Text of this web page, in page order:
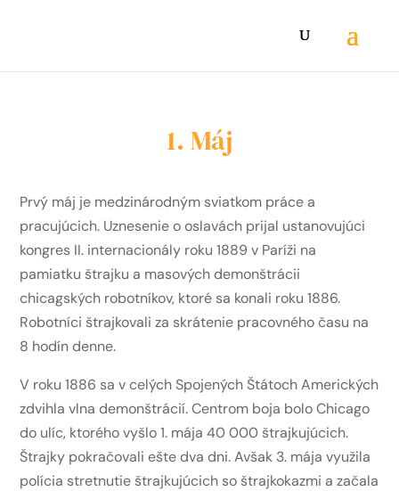
1. Máj
Prvý máj je medzinárodným sviatkom práce a
pracujúcich. Uznesenie o oslavách prijal ustanovujúci
kongres II. internacionály roku 1889 v Paríži na
pamiatku štrajku a masových demonštrácii
chicagských robotníkov, ktoré sa konali roku 1886.
Robotníci štrajkovali za skrátenie pracovného času na
8 hodín denne.
V roku 1886 sa v celých Spojených Štátoch Amerických
zdvihla vlna demonštrácií. Centrom boja bolo Chicago
do ulíc, ktorého vyšlo 1. mája 40 000 štrajkujúcich.
Štrajky pokračovali ešte dva dni. Avšak 3. mája využila
polícia stretnutie štrajkujúcich so štrajkokazmi a začala